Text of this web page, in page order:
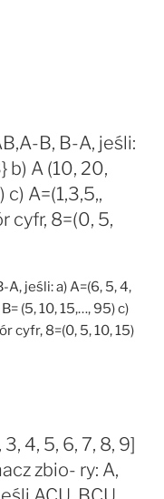
B, B-A, jeśli:
b) A (10, 20,
A=(1,3,5,,
cyfr, 8=(0, 5,
A, jeśli: a) A=(6, 5, 4,
(5, 10, 15,…, 95) c)
cyfr, 8=(0, 5, 10, 15)
4, 5, 6, 7, 8, 9]
zbio- ry: A,